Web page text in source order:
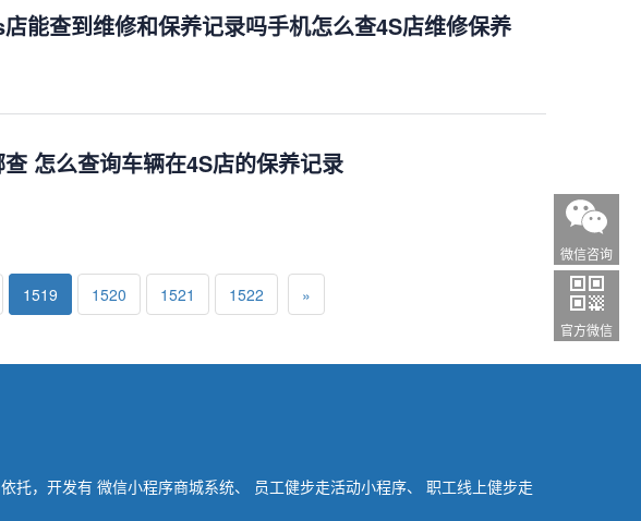
能查到维修和保养记录吗手机怎么查4S店维修保养
怎么查询车辆在4S店的保养记录
1519 1520 1521 1522 »
微信咨询
官方微信
，开发有 微信小程序商城系统、 员工健步走活动小程序、 职工线上健步走